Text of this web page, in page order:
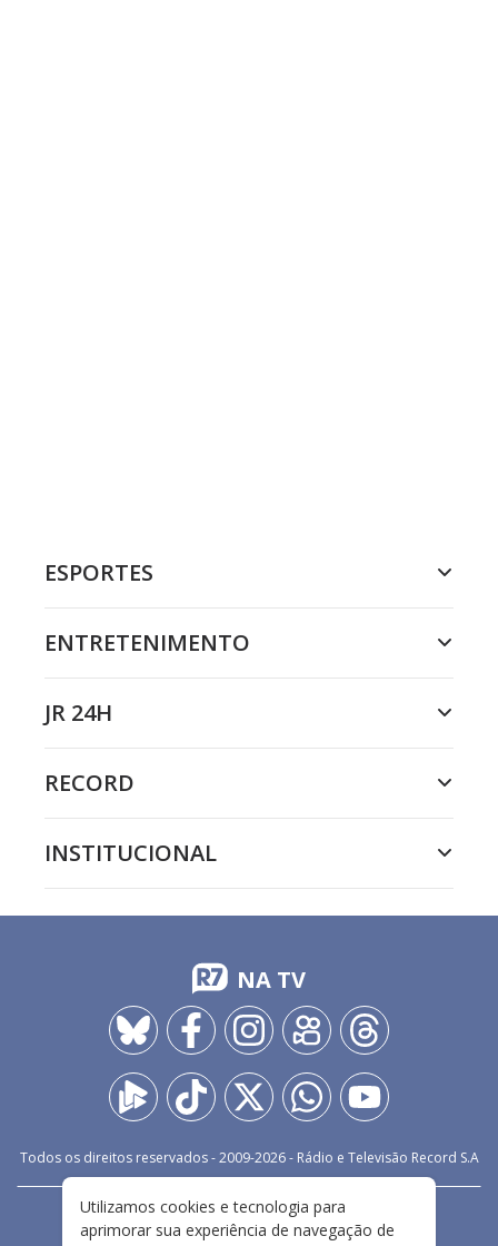
ESPORTES
ENTRETENIMENTO
JR 24H
RECORD
INSTITUCIONAL
NA TV
Todos os direitos reservados - 2009-2026- Rádio e Televisão Record S.A
FALE CONOSCO
PRIVACIDADE
Utilizamos cookies e tecnologia para
aprimorar sua experiência de navegação de